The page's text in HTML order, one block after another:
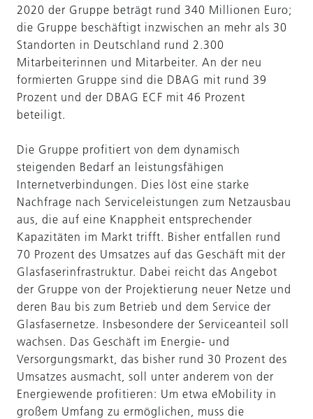
2020 der Gruppe beträgt rund 340 Millionen Euro;
die Gruppe beschäftigt inzwischen an mehr als 30
Standorten in Deutschland rund 2.300
Mitarbeiterinnen und Mitarbeiter. An der neu
formierten Gruppe sind die DBAG mit rund 39
Prozent und der DBAG ECF mit 46 Prozent
beteiligt.
Die Gruppe profitiert von dem dynamisch
steigenden Bedarf an leistungsfähigen
Internetverbindungen. Dies löst eine starke
Nachfrage nach Serviceleistungen zum Netzausbau
aus, die auf eine Knappheit entsprechender
Kapazitäten im Markt trifft. Bisher entfallen rund
70 Prozent des Umsatzes auf das Geschäft mit der
Glasfaserinfrastruktur. Dabei reicht das Angebot
der Gruppe von der Projektierung neuer Netze und
deren Bau bis zum Betrieb und dem Service der
Glasfasernetze. Insbesondere der Serviceanteil soll
wachsen. Das Geschäft im Energie- und
Versorgungsmarkt, das bisher rund 30 Prozent des
Umsatzes ausmacht, soll unter anderem von der
Energiewende profitieren: Um etwa eMobility in
großem Umfang zu ermöglichen, muss die